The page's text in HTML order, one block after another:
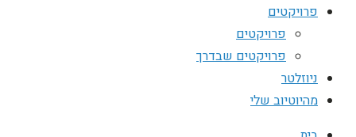
פרויקטים
פרויקטים
פרויקטים שבדרך
ניוזלטר
מהיוטיוב שלי